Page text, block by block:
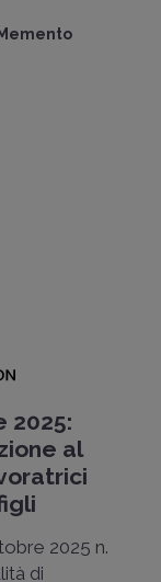
2025:
al
2025 n.
di